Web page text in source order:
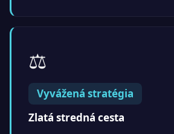
⚖
Vyvážená stratégia
Zlatá stredná cesta